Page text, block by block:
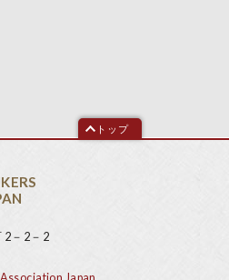
トップ
2－2－2